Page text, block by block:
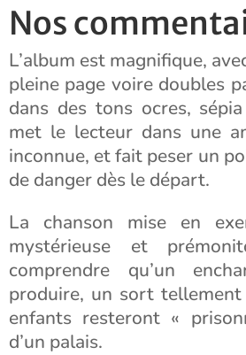
Nos
L’album est magnifique,
pleine page voire doubles
dans des tons ocres,
met le lecteur dans une
inconnue, et fait peser un
de danger dès le départ.
La chanson mise en
mystérieuse et
comprendre qu’un
produire, un sort
enfants resteront «
d’un palais.